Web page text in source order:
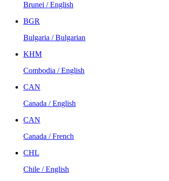
Brunei / English
BGR
Bulgaria / Bulgarian
KHM
Combodia / English
CAN
Canada / English
CAN
Canada / French
CHL
Chile / English